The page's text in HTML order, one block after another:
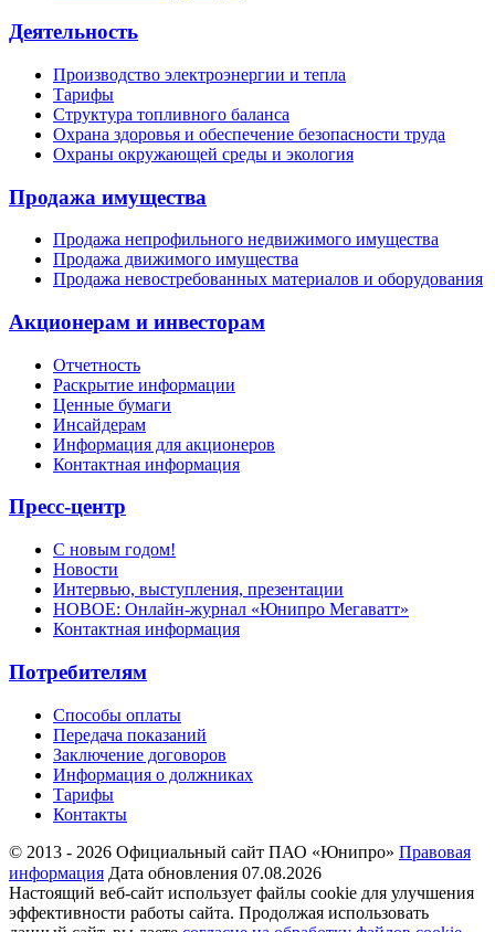
Деятельность
Производство электроэнергии и тепла
Тарифы
Структура топливного баланса
Охрана здоровья и обеспечение безопасности труда
Охраны окружающей среды и экология
Продажа имущества
Продажа непрофильного недвижимого имущества
Продажа движимого имущества
Продажа невостребованных материалов и оборудования
Акционерам и инвесторам
Отчетность
Раскрытие информации
Ценные бумаги
Инсайдерам
Информация для акционеров
Контактная информация
Пресс-центр
С новым годом!
Новости
Интервью, выступления, презентации
НОВОЕ: Онлайн-журнал «Юнипро Мегаватт»
Контактная информация
Потребителям
Способы оплаты
Передача показаний
Заключение договоров
Информация о должниках
Тарифы
Контакты
© 2013 - 2026 Официальный сайт ПАО «Юнипро» Правовая
информация Дата обновления 07.08.2026
Настоящий веб-сайт использует файлы cookie для улучшения
эффективности работы сайта. Продолжая использовать